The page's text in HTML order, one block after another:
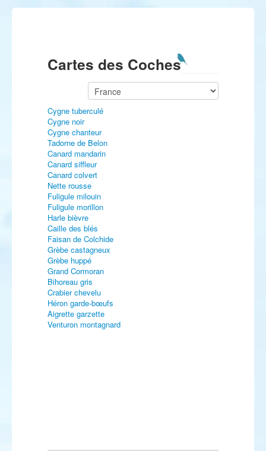
Cartes des Coches
Cygne tuberculé
Cygne noir
Cygne chanteur
Tadorne de Belon
Canard mandarin
Canard siffleur
Canard colvert
Nette rousse
Fuligule milouin
Fuligule morillon
Harle bièvre
Caille des blés
Faisan de Colchide
Grèbe castagneux
Grèbe huppé
Grand Cormoran
Bihoreau gris
Crabier chevelu
Héron garde-bœufs
Aigrette garzette
Venturon montagnard